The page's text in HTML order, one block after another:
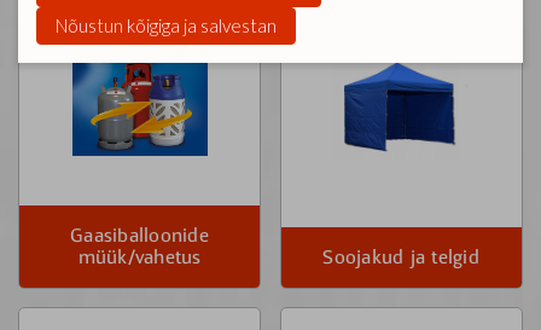
Nõustun kõigiga ja salvestan
Gaasiballoonide
müük/vahetus
Soojakud ja telgid